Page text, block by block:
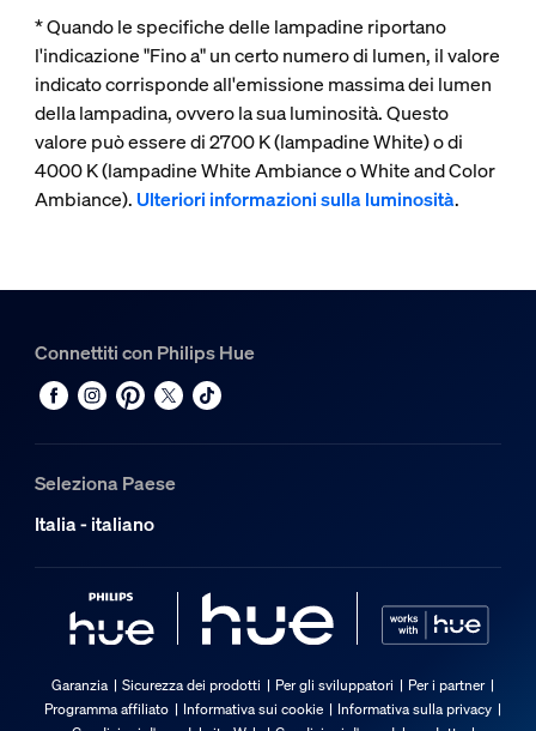
* Quando le specifiche delle lampadine riportano
l'indicazione "Fino a" un certo numero di lumen, il valore
indicato corrisponde all'emissione massima dei lumen
della lampadina, ovvero la sua luminosità. Questo
valore può essere di 2700 K (lampadine White) o di
4000 K (lampadine White Ambiance o White and Color
Ambiance).Ulteriori informazioni sulla luminosità.
Connettiti con Philips Hue
Seleziona Paese
Italia - italiano
Garanzia Sicurezza dei prodotti Per gli sviluppatori
Per i partner
Programma affiliato
Informativa sui cookie
Informativa sulla privacy